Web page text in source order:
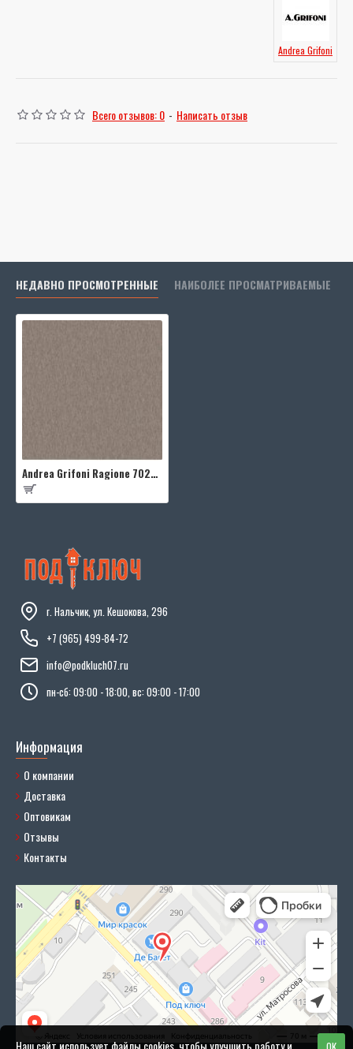
Andrea Grifoni
Всего отзывов: 0 - Написать отзыв
НЕДАВНО ПРОСМОТРЕННЫЕ НАИБОЛЕЕ ПРОСМАТРИВАЕМЫЕ
Andrea Grifoni Ragione 7026-11
г. Нальчик, ул. Кешокова, 296
+7 (965) 499-84-72
info@podkluch07.ru
пн-сб: 09:00 - 18:00, вс: 09:00 - 17:00
Информация
О компании
Доставка
Оптовикам
Отзывы
Контакты
Наш сайт использует файлы cookies, чтобы улучшить работу и